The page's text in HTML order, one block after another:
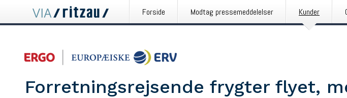
Forside Modtag pressemeddelelser Kunder
Forretningsrejsende frygter flyet,